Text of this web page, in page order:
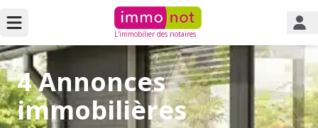
L'immobilier des notaires
4 Annonces
immobilières